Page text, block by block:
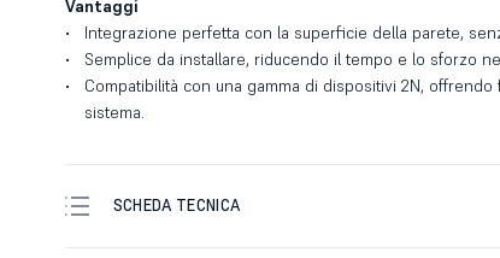
Vantaggi
Integrazione perfetta con la superficie della parete,
Semplice da installare, riducendo il tempo e lo sforzo
Compatibilità con una gamma di dispositivi 2N,
sistema.
SCHEDA TECNICA